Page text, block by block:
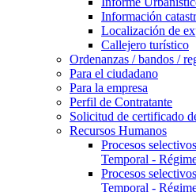
Información
Localización de
Callejero turístico
Ordenanzas / bandos /
Para el ciudadano
Para la empresa
Perfil de Contratante
Solicitud de certificado
Recursos Humanos
Procesos
Temporal -
Procesos
Temporal -